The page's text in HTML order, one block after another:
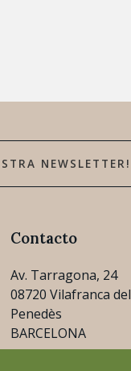
NEWSLETTER!
Contacto
Av. Tarragona, 24
08720 Vilafranca del
Penedès
BARCELONA